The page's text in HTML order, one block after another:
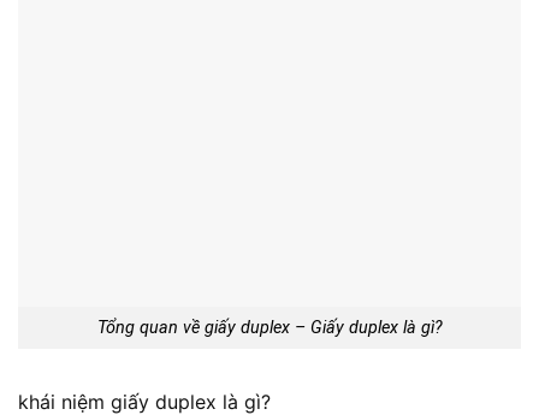
Tổng quan về giấy duplex – Giấy duplex là gì?
khái niệm giấy duplex là gì?